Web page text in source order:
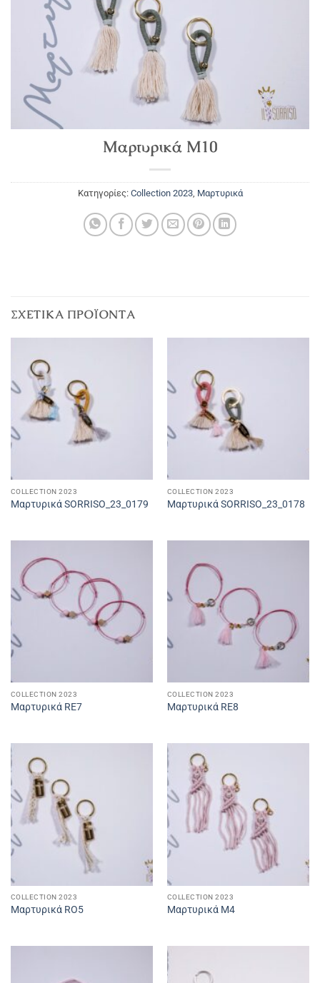
Μαρτυρικά Μ10
Κατηγορίες: Collection 2023, Μαρτυρικά
ΣΧΕΤΙΚΆ ΠΡΟΪΌΝΤΑ
COLLECTION 2023
Μαρτυρικά SORRISO_23_0179
COLLECTION 2023
Μαρτυρικά SORRISO_23_0178
COLLECTION 2023
Μαρτυρικά RE7
COLLECTION 2023
Μαρτυρικά RE8
COLLECTION 2023
Μαρτυρικά RO5
COLLECTION 2023
Μαρτυρικά Μ4